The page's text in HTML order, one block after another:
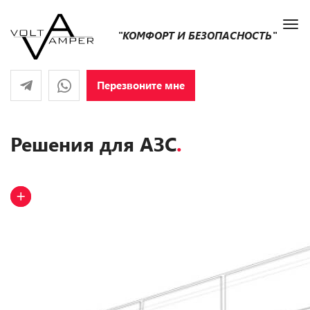
"КОМФОРТ И БЕЗОПАСНОСТЬ"
Перезвоните мне
Решения для АЗС.
+
+